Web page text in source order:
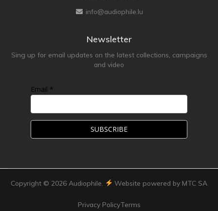
info@audiophile.lu
Newsletter
Sing up for email updates on the latest collections, campaigns
and video
Email *
Copyright © 2026Audiophile. Website powered by MTC SA
Privacy PolicyTerms